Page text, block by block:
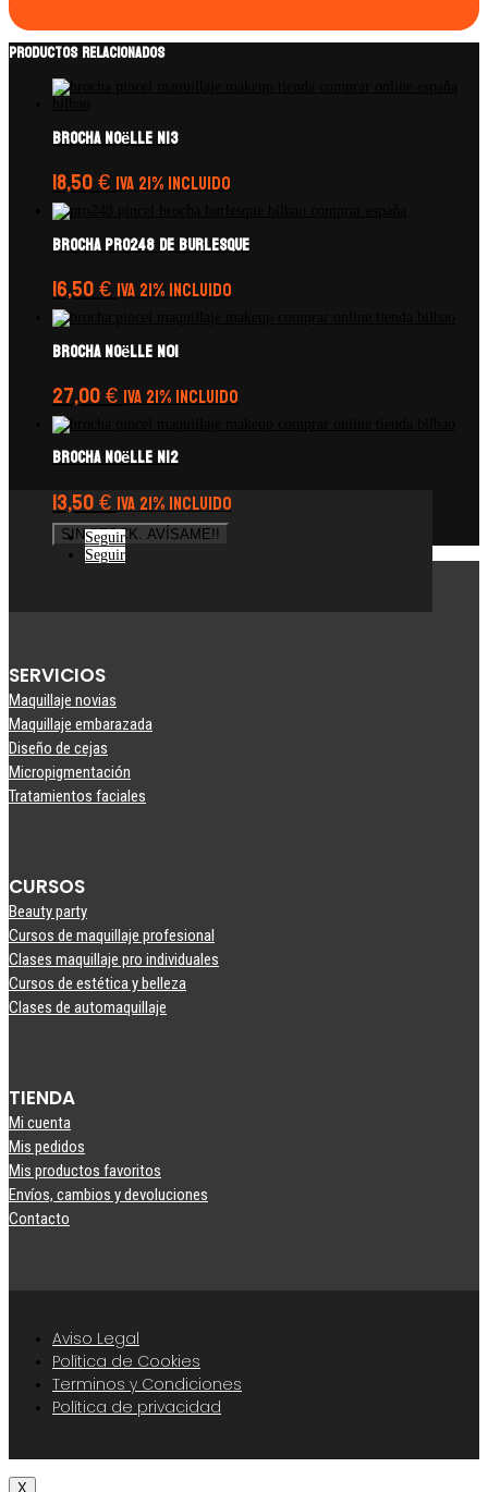
Productos relacionados
Brocha Noëlle N13
18,50€ IVA 21% Incluido
Brocha PRO248 de Burlesque
16,50€ IVA 21% Incluido
Brocha Noëlle N01
27,00€ IVA 21% Incluido
Brocha Noëlle N12
13,50€IVA 21% Incluido
SIN STOCK. AVÍSAME!!
Seguir
Seguir
SERVICIOS
Maquillaje novias
Maquillaje embarazada
Diseño de cejas
Micropigmentación
Tratamientos faciales
CURSOS
Beauty party
Cursos de maquillaje profesional
Clases maquillaje pro individuales
Cursos de estética y belleza
Clases de automaquillaje
TIENDA
Mi cuenta
Mis pedidos
Mis productos favoritos
Envíos, cambios y devoluciones
Contacto
Aviso Legal
Política de Cookies
Terminos y Condiciones
Política de privacidad
X